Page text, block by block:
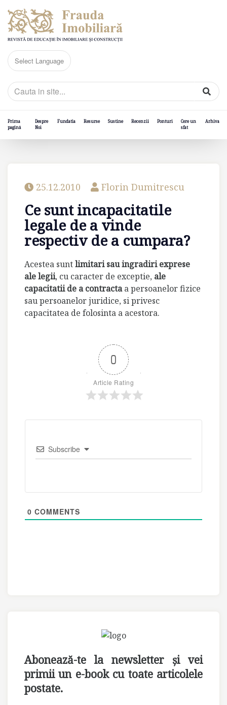
Prima
pagină
Despre
Noi
Fundatia Resurse Sustine Recenzii Ponturi
Cere un
sfat
Arhiva
25.12.2010 Florin Dumitrescu
Ce sunt incapacitatile
legale de a vinde
respectiv de a cumpara?
Acestea suntlimitari sau ingradiri exprese
ale legii, cu caracter de exceptie, ale
capacitatii de a contractaa persoanelor fizice
sau persoanelor juridice, si privesc
capacitatea de folosinta a acestora.
0
Article Rating
Subscribe
0 COMMENTS
Abonează-te la newsletter și vei
primii un e-book cu toate articolele
postate.